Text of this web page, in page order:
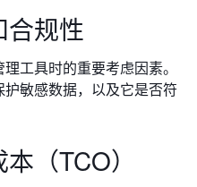
规性
工具时的重要考虑因素。
敏感数据，以及它是否符
（TCO）